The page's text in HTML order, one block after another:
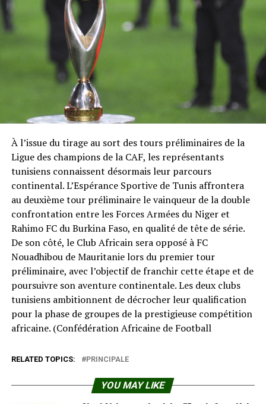
À l’issue du tirage au sort des tours préliminaires de la
Ligue des champions de la CAF, les représentants
tunisiens connaissent désormais leur parcours
continental. L’Espérance Sportive de Tunis affrontera
au deuxième tour préliminaire le vainqueur de la double
confrontation entre les Forces Armées du Niger et
Rahimo FC du Burkina Faso, en qualité de tête de série.
De son côté, le Club Africain sera opposé à FC
Nouadhibou de Mauritanie lors du premier tour
préliminaire, avec l’objectif de franchir cette étape et de
poursuivre son aventure continentale. Les deux clubs
tunisiens ambitionnent de décrocher leur qualification
pour la phase de groupes de la prestigieuse compétition
africaine. (Confédération Africaine de Football⁠
RELATED TOPICS: PRINCIPALE
YOU MAY LIKE